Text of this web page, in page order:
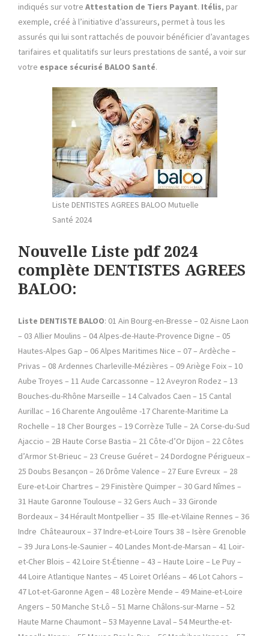
indiqués sur votre Attestation de Tiers Payant. Itélis, par
exemple, créé à l’initiative d’assureurs, permet à tous les
assurés qui lui sont rattachés de pouvoir bénéficier d’avantages
tarifaires et qualitatifs sur leurs prestations de santé, a voir sur
votre espace sécurisé BALOO Santé.
Liste DENTISTES AGREES BALOO Mutuelle
Santé 2024
Nouvelle Liste pdf 2024
complète DENTISTES AGREES
BALOO:
Liste DENTISTE BALOO: 01 Ain Bourg-en-Bresse – 02 Aisne Laon
– 03 Allier Moulins – 04 Alpes-de-Haute-Provence Digne – 05
Hautes-Alpes Gap – 06 Alpes Maritimes Nice – 07 – Ardèche –
Privas – 08 Ardennes Charleville-Mézières – 09 Ariège Foix – 10
Aube Troyes – 11 Aude Carcassonne – 12 Aveyron Rodez – 13
Bouches-du-Rhône Marseille – 14 Calvados Caen – 15 Cantal
Aurillac – 16 Charente Angoulême -17 Charente-Maritime La
Rochelle – 18 Cher Bourges – 19 Corrèze Tulle – 2A Corse-du-Sud
Ajaccio – 2B Haute Corse Bastia – 21 Côte-d’Or Dijon – 22 Côtes
d’Armor St-Brieuc – 23 Creuse Guéret – 24 Dordogne Périgueux –
25 Doubs Besançon – 26 Drôme Valence – 27 Eure Evreux – 28
Eure-et-Loir Chartres – 29 Finistère Quimper – 30 Gard Nîmes –
31 Haute Garonne Toulouse – 32 Gers Auch – 33 Gironde
Bordeaux – 34 Hérault Montpellier – 35 Ille-et-Vilaine Rennes – 36
Indre Châteauroux – 37 Indre-et-Loire Tours 38 – Isère Grenoble
– 39 Jura Lons-le-Saunier – 40 Landes Mont-de-Marsan – 41 Loir-
et-Cher Blois – 42 Loire St-Étienne – 43 – Haute Loire – Le Puy –
44 Loire Atlantique Nantes – 45 Loiret Orléans – 46 Lot Cahors –
47 Lot-et-Garonne Agen – 48 Lozère Mende – 49 Maine-et-Loire
Angers – 50 Manche St-Lô – 51 Marne Châlons-sur-Marne – 52
Haute Marne Chaumont – 53 Mayenne Laval – 54 Meurthe-et-